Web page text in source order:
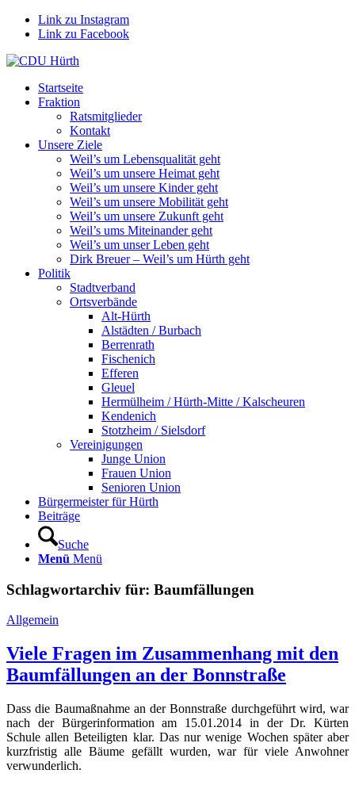
Link zu Instagram
Link zu Facebook
Startseite
Fraktion
Ratsmitglieder
Kontakt
Unsere Ziele
Weil’s um Lebensqualität geht
Weil’s um unsere Heimat geht
Weil’s um unsere Kinder geht
Weil’s um unsere Mobilität geht
Weil’s um unsere Zukunft geht
Weil’s ums Miteinander geht
Weil’s um unser Leben geht
Dirk Breuer – Weil’s um Hürth geht
Politik
Stadtverband
Ortsverbände
Alt-Hürth
Alstädten / Burbach
Berrenrath
Fischenich
Efferen
Gleuel
Hermülheim / Hürth-Mitte / Kalscheuren
Kendenich
Stotzheim / Sielsdorf
Vereinigungen
Junge Union
Frauen Union
Senioren Union
Bürgermeister für Hürth
Beiträge
Suche
Menü Menü
Schlagwortarchiv für: Baumfällungen
Allgemein
Viele Fragen im Zusammenhang mit den
Baumfällungen an der Bonnstraße
Dass die Baumaßnahme an der Bonnstraße durchgeführt wird, war
nach der Bürgerinformation am 15.01.2014 in der Dr. Kürten
Schule allen Beteiligten klar. Das nur wenige Wochen später aber
kurzfristig alle Bäume gefällt wurden, war für viele Anwohner
verwunderlich.